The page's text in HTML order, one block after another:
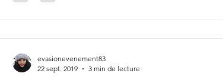
evasionevenement83
22 sept. 2019
3 min de lecture